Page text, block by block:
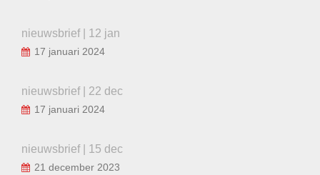
nieuwsbrief | 12 jan
17 januari 2024
nieuwsbrief | 22 dec
17 januari 2024
nieuwsbrief | 15 dec
21 december 2023